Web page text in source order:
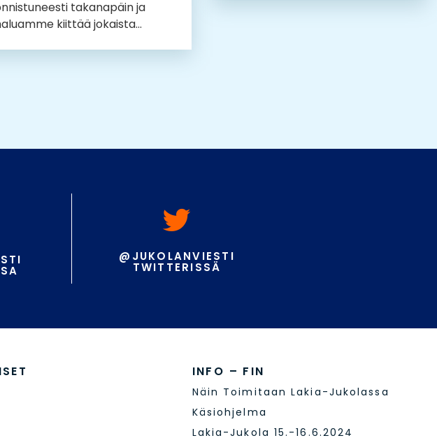
takanapäin ja
kiittää jokaista...
@JUKOLANVIESTI
TWITTERISSÄ
INFO – FIN
Näin Toimitaan Lakia-Jukolassa
Käsiohjelma
Lakia-Jukola 15.-16.6.2024